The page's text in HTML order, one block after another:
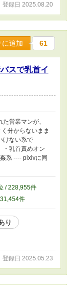
登録日 2025.08.20
に追加 61
スで乳首イ
営業マンが、
分からないまま
けない系で
・乳首責めオン
系 ---- pixivに同
/ 228,955件
件
り
登録日 2025.05.23